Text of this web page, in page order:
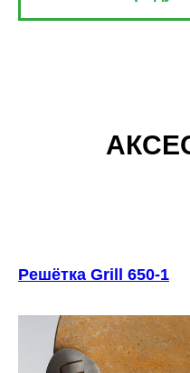
Решётка Grill 650-1